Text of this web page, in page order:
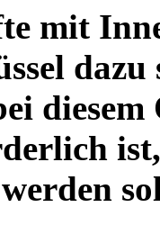
mit